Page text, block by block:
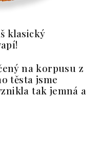
klasický
na korpusu z
těsta jsme
tak jemná a